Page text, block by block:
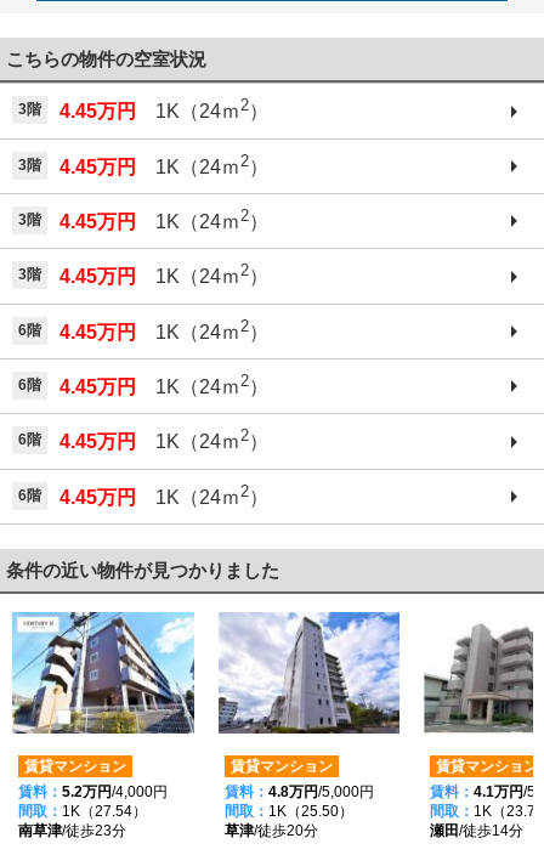
こちらの物件の空室状況
3階 4.45万円 1K（24ｍ2）
3階 4.45万円 1K（24ｍ 2）
3階 4.45万円 1K（24ｍ 2）
3階 4.45万円 1K（24ｍ2）
6階 4.45万円 1K（24ｍ 2）
6階 4.45万円 1K（24ｍ 2）
6階 4.45万円 1K（24ｍ2）
6階 4.45万円 1K（24ｍ 2）
条件の近い物件が見つかりました
賃貸マンション
賃料： 5.2万円/4,000円
間取： 1K（27.54）
南草津/徒歩23分
賃貸マンション
賃料： 4.8万円/5,000円
間取： 1K（25.50）
草津/徒歩20分
賃貸マンション
賃料： 4.1万円/
間取： 1K（
瀬田/徒歩14分